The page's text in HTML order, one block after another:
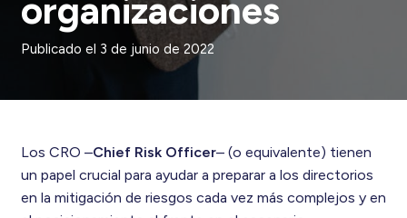
organizaciones
Publicado el 3 de junio de 2022
Los CRO –Chief Risk Officer– (o equivalente) tienen
un papel crucial para ayudar a preparar a los directorios
en la mitigación de riesgos cada vez más complejos y en